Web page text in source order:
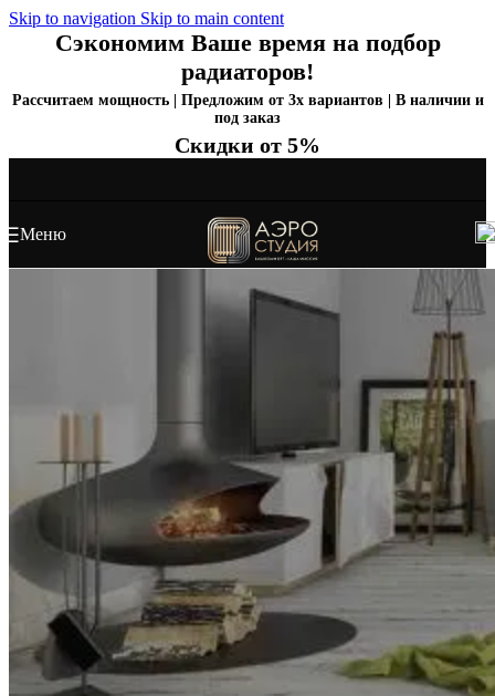
Skip to navigation Skip to main content
Сэкономим Ваше время на подбор
радиаторов!
Рассчитаем мощность | Предложим от 3х вариантов | В наличии и
под заказ
Скидки от 5%
Меню